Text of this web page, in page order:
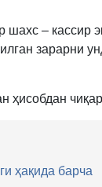
шахс – кассир
зарарни
ҳисобдан
ҳақида барча